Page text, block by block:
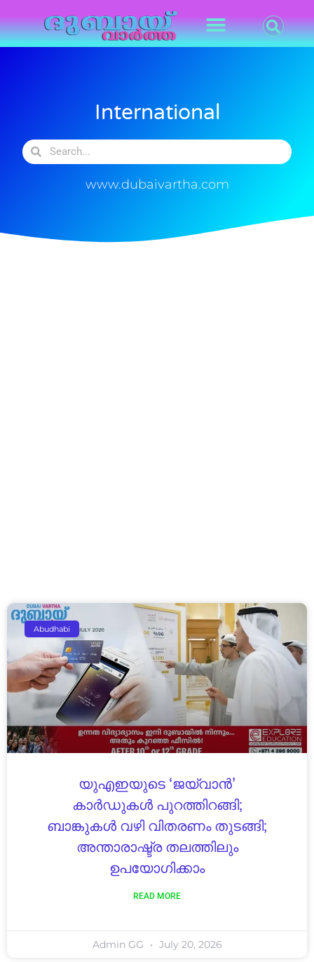
International
www.dubaivartha.com
Abudhabi
യുഎഇയുടെ ‘ജയ്‌വാൻ’
കാർഡുകൾ പുറത്തിറങ്ങി;
ബാങ്കുകൾ വഴി വിതരണം തുടങ്ങി;
അന്താരാഷ്ട്ര തലത്തിലും
ഉപയോഗിക്കാം
READ MORE
Admin GG July 20, 2026